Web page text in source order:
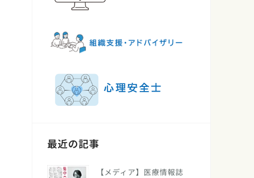
最近の記事
【メディア】医療情報誌